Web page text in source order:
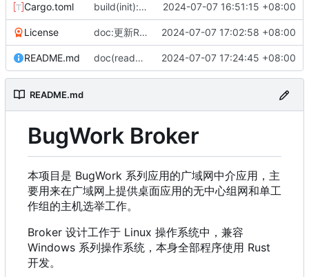
Cargo.toml build(init):项目初始化建立 2024-07-07 16:51:15 +08:00
License doc:更新Readme和授权协议。 2024-07-07 17:02:58 +08:00
README.md doc(readme):更新介绍文档。 2024-07-07 17:24:45 +08:00
README.md
BugWork Broker
本项目是 BugWork 系列应用的广域网中介应用，主
要用来在广域网上提供桌面应用的无中心组网和单工
作组的主机选举工作。
Broker 设计工作于 Linux 操作系统中，兼容
Windows 系列操作系统，本身全部程序使用 Rust
开发。